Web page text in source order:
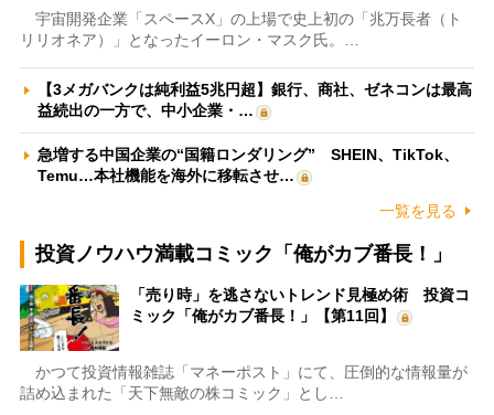
宇宙開発企業「スペースX」の上場で史上初の「兆万長者（ト
リリオネア）」となったイーロン・マスク氏。…
【3メガバンクは純利益5兆円超】銀行、商社、ゼネコンは最高
益続出の一方で、中小企業・…
急増する中国企業の“国籍ロンダリング” SHEIN、TikTok、
Temu…本社機能を海外に移転させ…
一覧を見る
投資ノウハウ満載コミック「俺がカブ番長！」
「売り時」を逃さないトレンド見極め術 投資コ
ミック「俺がカブ番長！」【第11回】
かつて投資情報雑誌「マネーポスト」にて、圧倒的な情報量が
詰め込まれた「天下無敵の株コミック」とし…